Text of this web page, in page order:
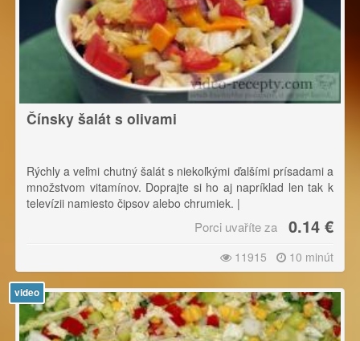
Čínsky šalát s olivami
Rýchly a veľmi chutný šalát s niekoľkými ďalšími prísadami a
množstvom vitamínov. Doprajte si ho aj napríklad len tak k
televízii namiesto čipsov alebo chrumiek. |
Pri krájaní sa riaďte pravidlom: Čím tvrdšia ingrediencia, tým
Porci uvaříte za 0.14 €
11915 10 minút
video